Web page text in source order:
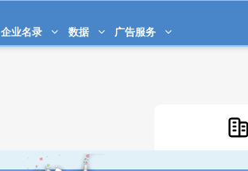
企业名录 数据 广告服务